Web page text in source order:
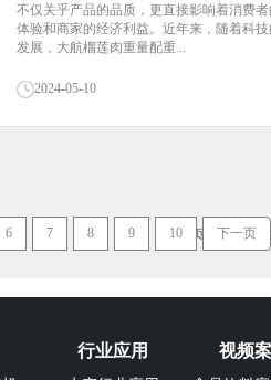
不仅关乎产品的品质，更直接影响着消费
体验和商家的经济利益。近年来，随着科
发展，大航榴莲肉重量配重...
2024-05-10
页次： 6/23
6 7 8 9 10 下一页
行业应用 视频